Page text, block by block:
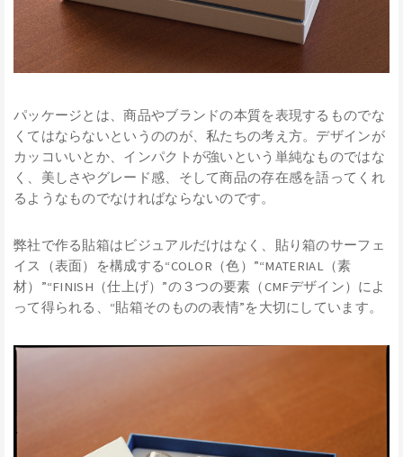
パッケージとは、商品やブランドの本質を表現するものでな
くてはならないというののが、私たちの考え方。デザインが
カッコいいとか、インパクトが強いという単純なものではな
く、美しさやグレード感、そして商品の存在感を語ってくれ
るようなものでなければならないのです。
弊社で作る貼箱はビジュアルだけはなく、貼り箱のサーフェ
イス（表面）を構成する“COLOR（色）”“MATERIAL（素
材）”“FINISH（仕上げ）”の３つの要素（CMFデザイン）によ
って得られる、“貼箱そのものの表情”を大切にしています。